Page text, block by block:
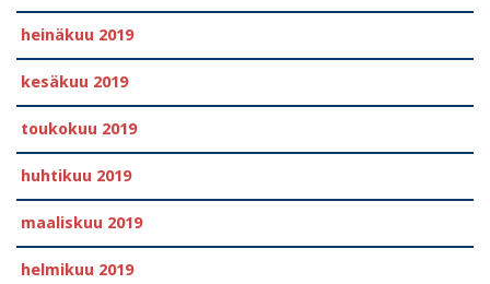
heinäkuu 2019
kesäkuu 2019
toukokuu 2019
huhtikuu 2019
maaliskuu 2019
helmikuu 2019